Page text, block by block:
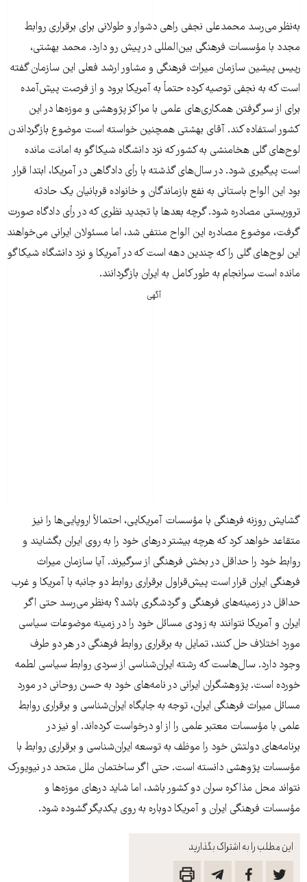
این مطلب را به اشتراک بگذارید
به‌نظر می‌رسد محمدعلی نجفی راهی دشوار و طولانی برای برقراری روابط
مجدد با مؤسسات فرهنگی بین‌المللی در پیش رو دارد. محمد بهشتی،
رییس پیشین سازمان میراث فرهنگی و مشاور ارشد فعلی این سازمان گفته
است که به نجفی توصیه کرده حتماً به آمریکا برود و از فرصت پیش‌آمده
برای از سر گرفتن همکاری‌های علمی با مراکز پژوهشی و موزه‌ها در این
کشور استفاده کند. آقای بهشتی همچنین خواسته است موضوع بازگرداندن
لوح‌های گلی هخامنشی به کشور که نزد دانشگاه شیکاگو به امانت مانده
است پیگیری شود. در سال‌های گذشته با رأی دادگاهی در آمریکا، ابتدا قرار
بود این الواح باستانی به نفع بازماندگان و خانواده قربانیان یک حادثه
تروریستی مصادره شود. گرچه بعدها با تجدید نظری که در رأی دادگاه صورت
گرفت، موضوع مصادره این الواح منتفی شد، اما مسئولان ایرانی می‌خواهند
این لوح‌‌های گلی را که چندین دهه است که در آمریکا و نزد دانشگاه شیکاگو
مانده است سرانجام به طور کامل به ایران بازگردانند.
آگهی
گشایش روزنه فرهنگی با مؤسسات آمریکایی، احتمالاً اروپایی‌ها را نیز
متقاعد خواهد کرد که هرچه بیشتر درهای خود را به روی ایران بگشایند و
روابط خود را حداقل در بخش فرهنگی از سرگیرند. آیا سازمان میراث
فرهنگی ایران قرار است پیش‌قراول برقراری روابط دو جانبه با آمریکا و غرب
حداقل در زمینه‌های فرهنگی و گردشگری باشد؟ به‌نظر می‌رسد حتی اگر
ایران و آمریکا نتوانند به زودی مسائل خود را در زمینه موضوعات سیاسی
مورد اختلاف حل کنند، تمایل به برقراری روابط فرهنگی در هر دو طرف
وجود دارد. سال‌هاست که رشته ایران‌شناسی از سردی روابط سیاسی لطمه
خورده است. پژوهشگران ایرانی در نامه‌های خود به حسن روحانی در مورد
مسائل میراث فرهنگی ایران، توجه به جایگاه ایران‌شناسی و برقراری روابط
علمی با مؤسسات معتبر علمی را از او درخواست کرده‌اند. او نیز در
برنامه‌های دولتش خود را موظف به توسعه ایران‌شناسی و برقراری روابط با
مؤسسات پژوهشی دانسته است. حتی اگر ساختمان ملل متحد در نیویورک
نتواند محل مذاکره سران دو کشور باشد، اما شاید درهای موزه‌‌ها و
مؤسسات فرهنگی ایران و آمریکا دوباره به روی یکدیگر گشوده شود.